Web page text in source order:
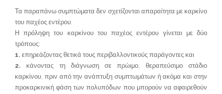
Τα παραπάνω συμπτώματα δεν σχετίζονται απαραίτητα με καρκίνο
του παχέος εντέρου.
Η πρόληψη του καρκίνου του παχέος εντέρου γίνεται με δύο
τρόπους:
1. επηρεάζοντας θετικά τους περιβαλλοντικούς παράγοντες και
2. κάνοντας τη διάγνωση σε πρώιμο, θεραπεύσιμο στάδιο
καρκίνου, πριν από την ανάπτυξη συμπτωμάτων ή ακόμα και στην
προκαρκινική φάση των πολυπόδων που μπορούν να αφαιρεθούν